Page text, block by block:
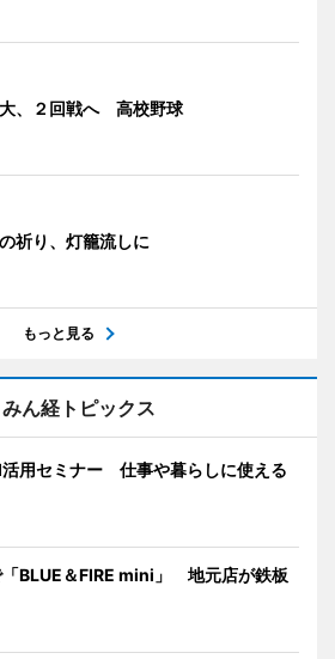
、２回戦へ 高校野球
祈り、灯籠流しに
もっと見る
みん経トピックス
用セミナー 仕事や暮らしに使える
BLUE＆FIRE mini」 地元店が鉄板